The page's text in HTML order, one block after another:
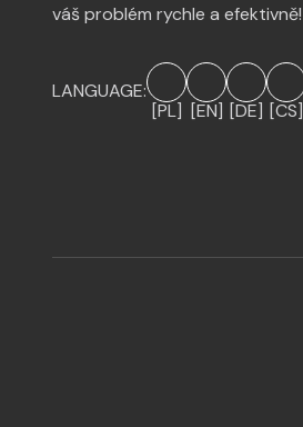
váš problém rychle a efektivně!
LANGUAGE:
[PL] [EN] [DE] [CS]